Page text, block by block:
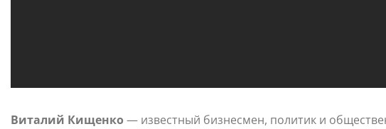
Виталий Кищенко — известный бизнесмен, политик и